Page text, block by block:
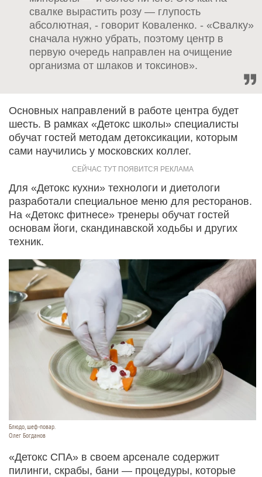
свалке вырастить розу — глупость
абсолютная, - говорит Коваленко. - «Свалку»
сначала нужно убрать, поэтому центр в
первую очередь направлен на очищение
организма от шлаков и токсинов».
Основных направлений в работе центра будет
шесть. В рамках «Детокс школы» специалисты
обучат гостей методам детоксикации, которым
сами научились у московских коллег.
Для «Детокс кухни» технологи и диетологи
разработали специальное меню для ресторанов.
На «Детокс фитнесе» тренеры обучат гостей
основам йоги, скандинавской ходьбы и других
техник.
Блюдо, шеф-повар.
Олег Богданов
«Детокс СПА» в своем арсенале содержит
пилинги, скрабы, бани — процедуры, которые